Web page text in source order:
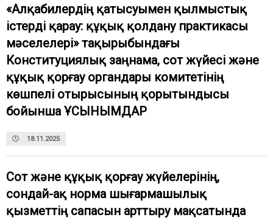
«Алқабилердің қатысуымен қылмыстық
істерді қарау: құқық қолдану практикасы
мәселелері» тақырыбындағы
Конституциялық заңнама, сот жүйесі және
құқық қорғау органдары комитетінің
көшпелі отырысының қорытындысы
бойынша ҰСЫНЫМДАР
18.11.2025
Сот және құқық қорғау жүйелерінің,
сондай-ақ норма шығармашылық
қызметтің сапасын арттыру мақсатында